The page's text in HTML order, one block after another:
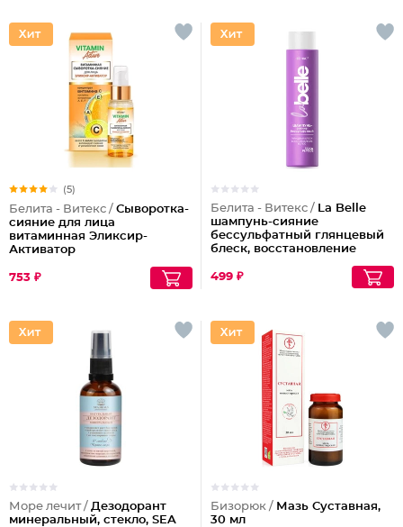
(5)
Белита - Витекс / Сыворотка-
сияние для лица
витаминная Эликсир-
Активатор
753 ₽
Белита - Витекс / La Belle
шампунь-сияние
бессульфатный глянцевый
блеск, восстановление
499 ₽
Море лечит / Дезодорант
минеральный, стекло, SEA
Бизорюк / Мазь Суставная,
30 мл